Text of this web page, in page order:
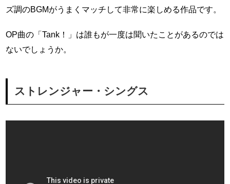
ズ調のBGMがうまくマッチして非常に楽しめる作品です。
OP曲の「Tank！」は誰もが一度は聞いたことがあるのでは
ないでしょうか。
ストレンジャー・シングス